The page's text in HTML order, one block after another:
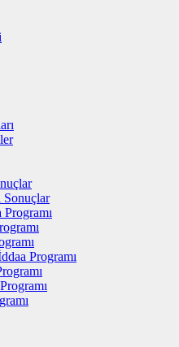
Sonuçlar
Programı